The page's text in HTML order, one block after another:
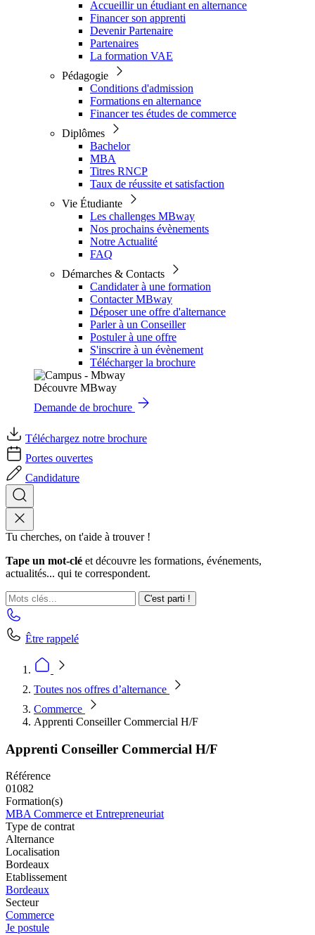
Accueillir un étudiant en alternance
Financer son apprenti
Devenir Partenaire
Partenaires
La formation VAE
Pédagogie
Conditions d'admission
Formations en alternance
Financer tes études de commerce
Diplômes
Bachelor
MBA
Titres RNCP
Taux de réussite et satisfaction
Vie Étudiante
Les challenges MBway
Nos prochains évènements
Notre Actualité
FAQ
Démarches & Contacts
Candidater à une formation
Contacter MBway
Déposer une offre d'alternance
Parler à un Conseiller
Postuler à une offre
S'inscrire à un évènement
Télécharger la brochure
Découvre MBway
Demande de brochure
Téléchargez notre brochure
Portes ouvertes
Candidature
Tu cherches, on t'aide à trouver !
Tape un mot-clé et découvre les formations, événements,
actualités... qui te correspondent.
C'est parti !
Être rappelé
Toutes nos offres d’alternance
Commerce
Apprenti Conseiller Commercial H/F
Apprenti Conseiller Commercial H/F
Référence
01082
Formation(s)
MBA Commerce et Entrepreneuriat
Type de contrat
Alternance
Localisation
Bordeaux
Etablissement
Bordeaux
Secteur
Commerce
Je postule